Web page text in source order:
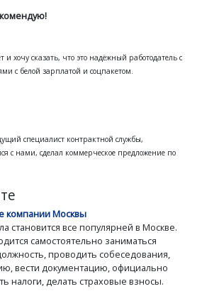
хочу сказать, что это надёжный работодатель с
с белой зарплатой и соцпакетом.
специалист контрактной службы,
с нами, сделал коммерческое предложение по
компании Москвы
становится все популярней в Москве.
самостоятельно заниматься
проводить собеседования,
вести документацию, официально
налоги, делать страховые взносы.